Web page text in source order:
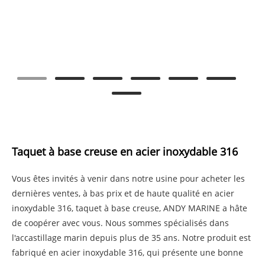
Taquet à base creuse en acier inoxydable 316
Vous êtes invités à venir dans notre usine pour acheter les
dernières ventes, à bas prix et de haute qualité en acier
inoxydable 316, taquet à base creuse, ANDY MARINE a hâte
de coopérer avec vous. Nous sommes spécialisés dans
l'accastillage marin depuis plus de 35 ans. Notre produit est
fabriqué en acier inoxydable 316, qui présente une bonne